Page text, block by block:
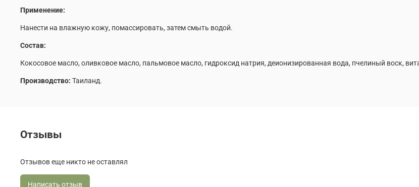
Применение:
Нанести на влажную кожу, помассировать, затем смыть водой.
Состав:
Кокосовое масло, оливковое масло, пальмовое масло, гидроксид натрия, деионизированная вода, пчелиный воск,
Производство: Таиланд.
Отзывы
Отзывов еще никто не оставлял
Написать отзыв